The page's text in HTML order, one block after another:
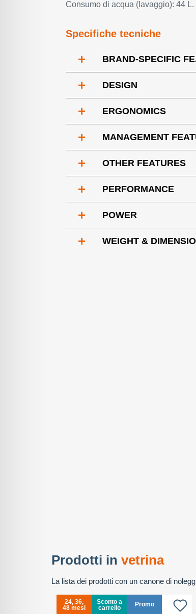
Consumo di acqua (lavaggio): 44 L.
Specifiche tecniche
+ BRAND-SPECIFIC
+ DESIGN
+ ERGONOMICS
+ MANAGEMENT
+ OTHER FEATURES
+ PERFORMANCE
+ POWER
+ WEIGHT &
Prodotti in vetrina
La lista dei prodotti con un canone di
24, 36,
48 mesi
Sconto a
carrello
Promo